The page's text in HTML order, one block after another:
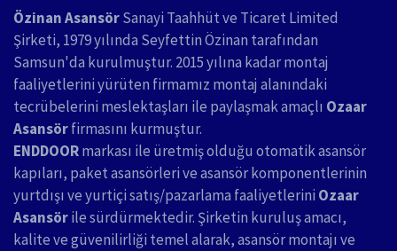
Özinan AsansörSanayi Taahhüt ve Ticaret Limited
Şirketi, 1979 yılında Seyfettin Özinan tarafından
Samsun'da kurulmuştur. 2015 yılına kadar montaj
faaliyetlerini yürüten firmamız montaj alanındaki
tecrübelerini meslektaşları ile paylaşmak amaçlı Ozaar
Asansörfirmasını kurmuştur.
ENDDOORmarkası ile üretmiş olduğu otomatik asansör
kapıları, paket asansörleri ve asansör komponentlerinin
yurtdışı ve yurtiçi satış/pazarlama faaliyetlerini Ozaar
Asansörile sürdürmektedir. Şirketin kuruluş amacı,
kalite ve güvenilirliği temel alarak, asansör montajı ve